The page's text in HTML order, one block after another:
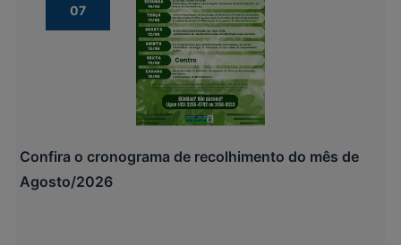
07
Confira o cronograma de recolhimento do mês de
Agosto/2026